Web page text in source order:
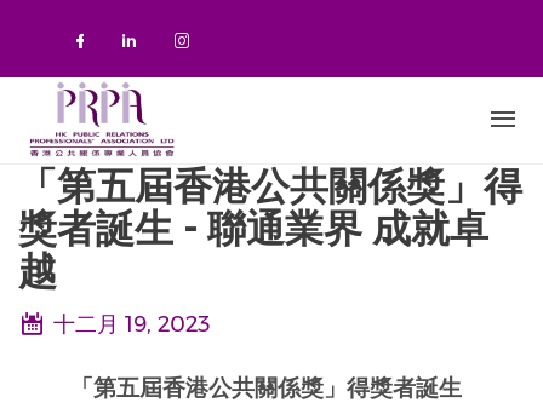
Check our social media on
Check our social media on
Check our social media on
「第五屆香港公共關係獎」得
獎者誕生 - 聯通業界 成就卓
越
十二月 19, 2023
「第五屆香港公共關係獎」得獎者誕生